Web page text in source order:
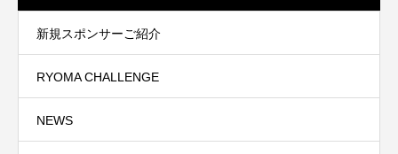
新規スポンサーご紹介
RYOMA CHALLENGE
NEWS